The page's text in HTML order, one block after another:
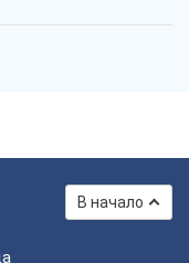
В начало